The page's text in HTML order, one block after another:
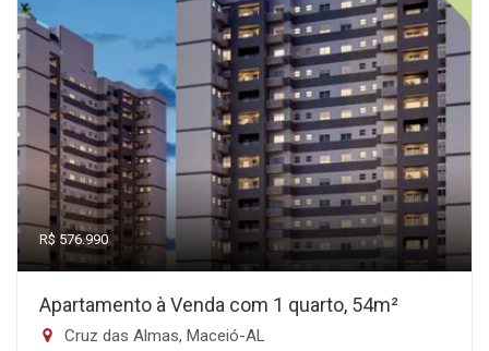
R$ 576.990
Apartamento à Venda com 1 quarto, 54m²
Cruz das Almas, Maceió-AL